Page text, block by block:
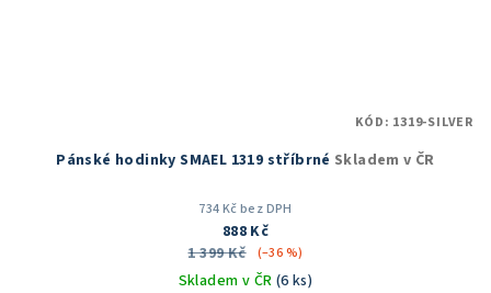
Pánské hodinky SMAEL 1319 stříbrné Skladem v ČR
734 Kč bez DPH
888 Kč
1 399 Kč
(–36 %)
Skladem v ČR (6 ks)
KÓD: 1319-SILVER